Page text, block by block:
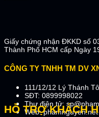
Giấy chứng nhận ĐKKD số
Thành Phố HCM cấp Ngày
CÔNG TY TNHH TM DV
111/12/12 Lý Thánh
SĐT: 0899998022
Thư điện tử:
Web: phamnguyen.net
HỖ TRỢ KHÁCH